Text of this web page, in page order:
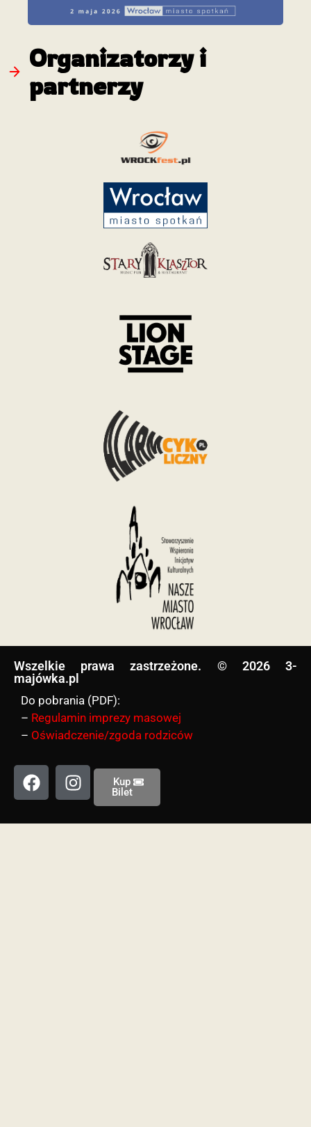
Organizatorzy i
partnerzy
Wszelkie prawa zastrzeżone. © 2026 3-
majówka.pl​
Do pobrania (PDF):
– Regulamin imprezy masowej
– Oświadczenie/zgoda rodziców
Kup
Bilet